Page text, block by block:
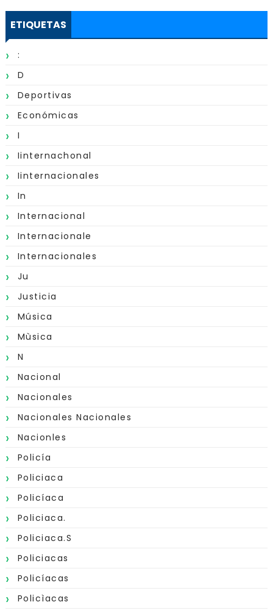
ETIQUETAS
:
D
Deportivas
Económicas
I
Iinternachonal
Iinternacionales
In
Internacional
Internacionale
Internacionales
Ju
Justicia
Música
Mùsica
N
Nacional
Nacionales
Nacionales Nacionales
Nacionles
Policía
Policiaca
Policíaca
Policiaca.
Policiaca.s
Policiacas
Policíacas
Policìacas